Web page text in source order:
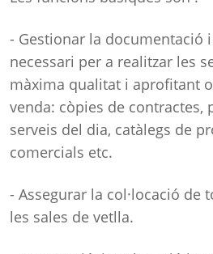
- Gestionar la documentació
necessari per a realitzar les
màxima qualitat i aprofitant
venda: còpies de contractes,
serveis del dia, catàlegs de
comercials etc.
- Assegurar la col·locació de
les sales de vetlla.